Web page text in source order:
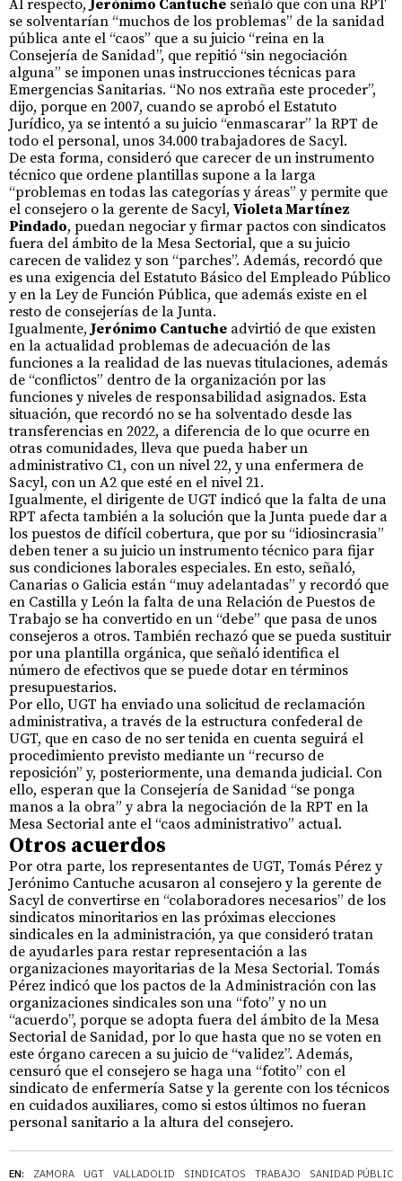
EN: ZAMORA UGT VALLADOLID SINDICATOS TRABAJO SANIDAD PÚBLICA
Al respecto, Jerónimo Cantuche señaló que con una RPT
se solventarían “muchos de los problemas” de la sanidad
pública ante el “caos” que a su juicio “reina en la
Consejería de Sanidad”, que repitió “sin negociación
alguna” se imponen unas instrucciones técnicas para
Emergencias Sanitarias. “No nos extraña este proceder”,
dijo, porque en 2007, cuando se aprobó el Estatuto
Jurídico, ya se intentó a su juicio “enmascarar” la RPT de
todo el personal, unos 34.000 trabajadores de Sacyl.
De esta forma, consideró que carecer de un instrumento
técnico que ordene plantillas supone a la larga
“problemas en todas las categorías y áreas” y permite que
el consejero o la gerente de Sacyl, Violeta Martínez
Pindado, puedan negociar y firmar pactos con sindicatos
fuera del ámbito de la Mesa Sectorial, que a su juicio
carecen de validez y son “parches”. Además, recordó que
es una exigencia del Estatuto Básico del Empleado Público
y en la Ley de Función Pública, que además existe en el
resto de consejerías de la Junta.
Igualmente, Jerónimo Cantuche advirtió de que existen
en la actualidad problemas de adecuación de las
funciones a la realidad de las nuevas titulaciones, además
de “conflictos” dentro de la organización por las
funciones y niveles de responsabilidad asignados. Esta
situación, que recordó no se ha solventado desde las
transferencias en 2022, a diferencia de lo que ocurre en
otras comunidades, lleva que pueda haber un
administrativo C1, con un nivel 22, y una enfermera de
Sacyl, con un A2 que esté en el nivel 21.
Igualmente, el dirigente de UGT indicó que la falta de una
RPT afecta también a la solución que la Junta puede dar a
los puestos de difícil cobertura, que por su “idiosincrasia”
deben tener a su juicio un instrumento técnico para fijar
sus condiciones laborales especiales. En esto, señaló,
Canarias o Galicia están “muy adelantadas” y recordó que
en Castilla y León la falta de una Relación de Puestos de
Trabajo se ha convertido en un “debe” que pasa de unos
consejeros a otros. También rechazó que se pueda sustituir
por una plantilla orgánica, que señaló identifica el
número de efectivos que se puede dotar en términos
presupuestarios.
Por ello, UGT ha enviado una solicitud de reclamación
administrativa, a través de la estructura confederal de
UGT, que en caso de no ser tenida en cuenta seguirá el
procedimiento previsto mediante un “recurso de
reposición” y, posteriormente, una demanda judicial. Con
ello, esperan que la Consejería de Sanidad “se ponga
manos a la obra” y abra la negociación de la RPT en la
Mesa Sectorial ante el “caos administrativo” actual.
Otros acuerdos
Por otra parte, los representantes de UGT, Tomás Pérez y
Jerónimo Cantuche acusaron al consejero y la gerente de
Sacyl de convertirse en “colaboradores necesarios” de los
sindicatos minoritarios en las próximas elecciones
sindicales en la administración, ya que consideró tratan
de ayudarles para restar representación a las
organizaciones mayoritarias de la Mesa Sectorial. Tomás
Pérez indicó que los pactos de la Administración con las
organizaciones sindicales son una “foto” y no un
“acuerdo”, porque se adopta fuera del ámbito de la Mesa
Sectorial de Sanidad, por lo que hasta que no se voten en
este órgano carecen a su juicio de “validez”. Además,
censuró que el consejero se haga una “fotito” con el
sindicato de enfermería Satse y la gerente con los técnicos
en cuidados auxiliares, como si estos últimos no fueran
personal sanitario a la altura del consejero.